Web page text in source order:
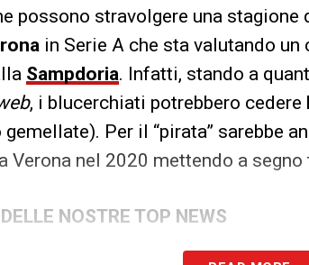
possono stravolgere una stagione
in Serie A che sta valutando
Sampdoria. Infatti, stando a
, i blucerchiati potrebbero cedere
Per il “pirata” sarebbe
Verona nel 2020 mettendo a
NOSTRE TOP NEWS